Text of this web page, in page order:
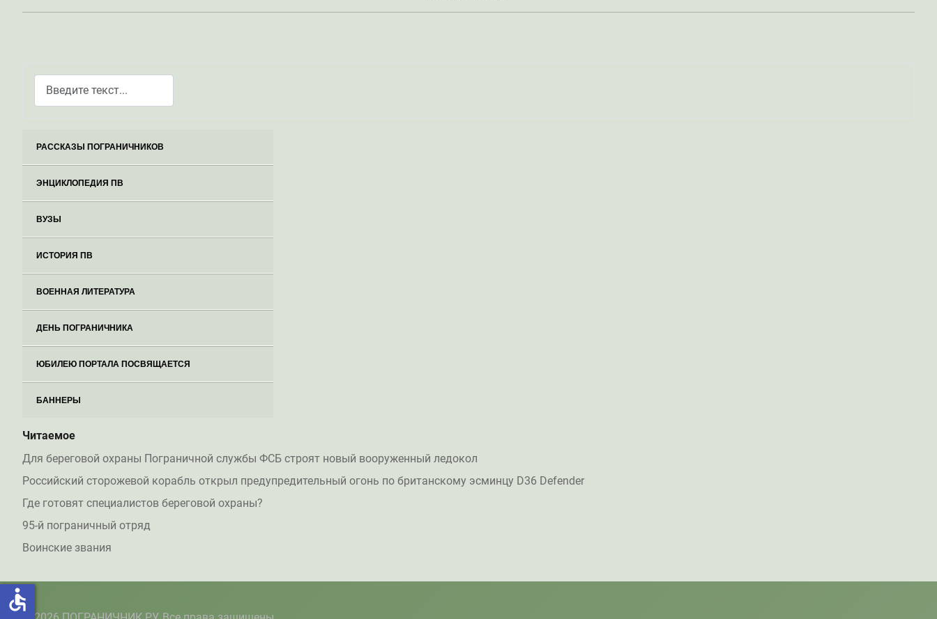
РАССКАЗЫ ПОГРАНИЧНИКОВ
ЭНЦИКЛОПЕДИЯ ПВ
ВУЗЫ
ИСТОРИЯ ПВ
ВОЕННАЯ ЛИТЕРАТУРА
ДЕНЬ ПОГРАНИЧНИКА
ЮБИЛЕЮ ПОРТАЛА ПОСВЯЩАЕТСЯ
БАННЕРЫ
Читаемое
Для береговой охраны Пограничной службы ФСБ строят новый вооруженный ледокол
Российский сторожевой корабль открыл предупредительный огонь по британскому эсминцу D36 Defender
Где готовят специалистов береговой охраны?
95-й пограничный отряд
Воинские звания
accessible